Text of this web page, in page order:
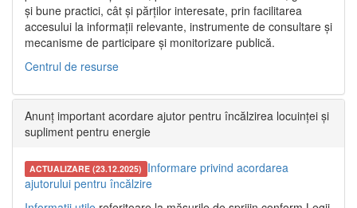
și bune practici, cât și părților interesate, prin facilitarea
accesului la informații relevante, instrumente de consultare și
mecanisme de participare și monitorizare publică.
Centrul de resurse
Anunț important acordare ajutor pentru încălzirea locuinței și
supliment pentru energie
ACTUALIZARE (23.12.2025) Informare privind acordarea
ajutorului pentru încălzire